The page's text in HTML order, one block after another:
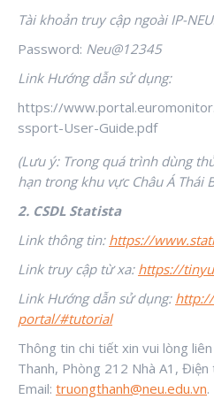
Tài khoản truy cập ngoài IP-NEU
Password: Neu@12345
Link Hướng dẫn sử dụng:
https://
ssport-User-Guide.pdf
(Lưu ý: Trong quá trình dùng
hạn trong khu vực Châu Á Thái
2. CSDL Statista
Link thông tin: https://
Link truy cập từ xa: https://
Link Hướng dẫn sử dụng:
portal/#tutorial
Thông tin chi tiết xin vui lòng
Thanh, Phòng 212 Nhà A1,
Email: truongthanh@neu.edu.vn.